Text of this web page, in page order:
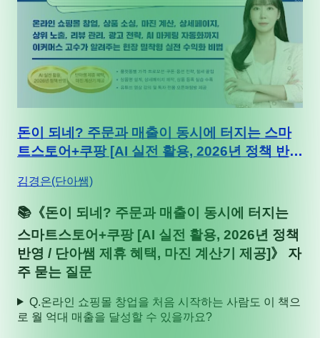
돈이 되네? 주문과 매출이 동시에 터지는 스마
트스토어+쿠팡 [AI 실전 활용, 2026년 정책 반영
김경은(단아쌤)
📚 《돈이 되네? 주문과 매출이 동시에 터지는
스마트스토어+쿠팡 [AI 실전 활용, 2026년 정책
반영 / 단아쌤 제휴 혜택, 마진 계산기 제공]》 자
주 묻는 질문
Q.온라인 쇼핑몰 창업을 처음 시작하는 사람도 이 책으
로 월 억대 매출을 달성할 수 있을까요?